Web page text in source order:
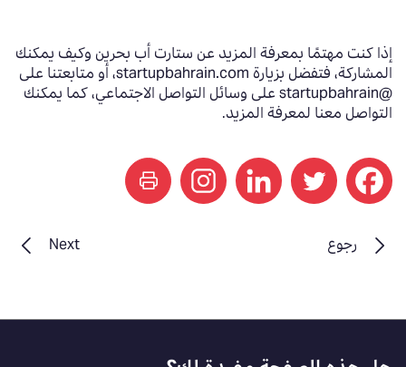
إذا كنت مهتمًا بمعرفة المزيد عن ستارت أب بحرين وكيف يمكنك
المشاركة، فتفضل بزيارةstartupbahrain.com، أو متابعتنا على
@
startupbahrainعلى وسائل التواصل الاجتماعي، كما يمكنك
التواصل معنا لمعرفة المزيد.
print
Next رجوع